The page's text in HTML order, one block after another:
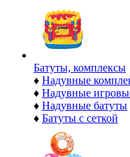
Батуты, комплексы
♦ Надувные
♦ Надувные
♦ Надувные батуты
♦ Батуты с сеткой